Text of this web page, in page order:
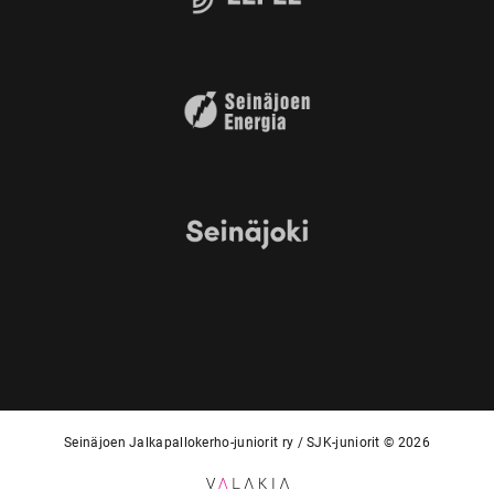
Seinäjoen Jalkapallokerho-juniorit ry / SJK-juniorit © 2026